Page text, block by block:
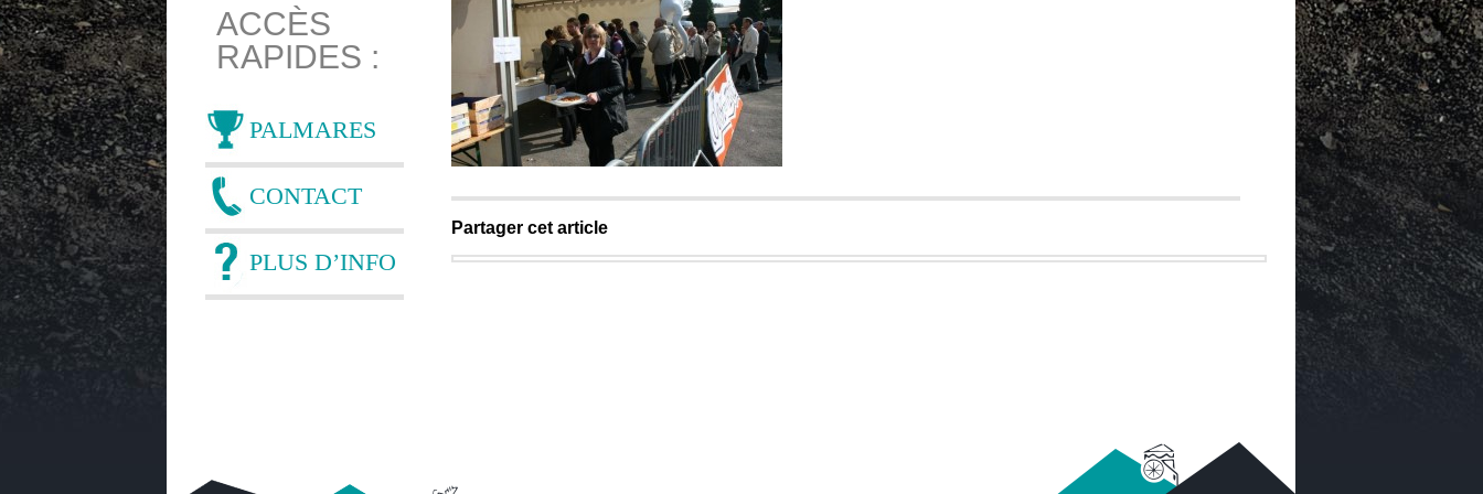
ACCÈS
RAPIDES :
PALMARES
CONTACT
PLUS D’INFO
Partager cet article